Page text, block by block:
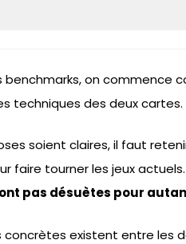
benchmarks, on commence
techniques des deux cartes.
soient claires, il faut
faire tourner les jeux actuels.
pas désuètes pour
existent entre les